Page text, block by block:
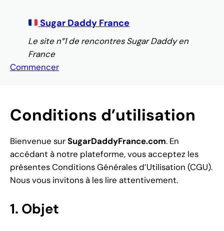
Sugar Daddy France
Le site n°1 de rencontres Sugar Daddy en
France
Commencer
Conditions d’utilisation
Bienvenue surSugarDaddyFrance.com. En
accédant à notre plateforme, vous acceptez les
présentes Conditions Générales d’Utilisation (CGU).
Nous vous invitons à les lire attentivement.
1. Objet